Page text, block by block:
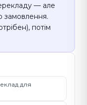
— але
замовлення.
потім
для